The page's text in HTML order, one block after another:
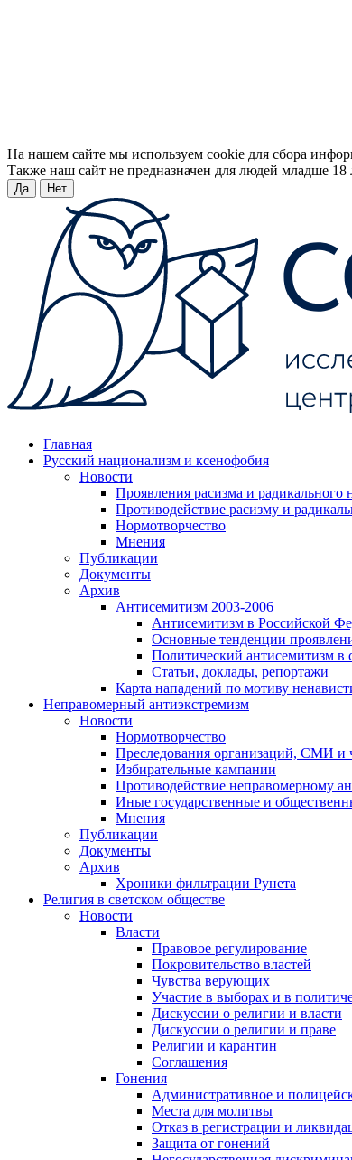
На нашем сайте мы используем cookie для сбора
Также наш сайт не предназначен для людей младше 18
Да Нет
Главная
Русский национализм и ксенофобия
Новости
Проявления расизма и радикального
Противодействие расизму и
Нормотворчество
Мнения
Публикации
Документы
Архив
Антисемитизм 2003-2006
Антисемитизм в Российской
Основные тенденции
Политический антисемитизм в
Статьи, доклады, репортажи
Карта нападений по мотиву
Неправомерный антиэкстремизм
Новости
Нормотворчество
Преследования организаций, СМИ и
Избирательные кампании
Противодействие неправомерному
Иные государственные и
Мнения
Публикации
Документы
Архив
Хроники фильтрации Рунета
Религия в светском обществе
Новости
Власти
Правовое регулирование
Покровительство властей
Чувства верующих
Участие в выборах и в
Дискуссии о религии и власти
Дискуссии о религии и праве
Религии и карантин
Соглашения
Гонения
Административное и
Места для молитвы
Отказ в регистрации и
Защита от гонений